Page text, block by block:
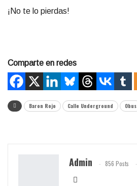
¡No te lo pierdas!
Comparte en redes
Baron Rojo Calle Underground Obus
Admin 856 Posts